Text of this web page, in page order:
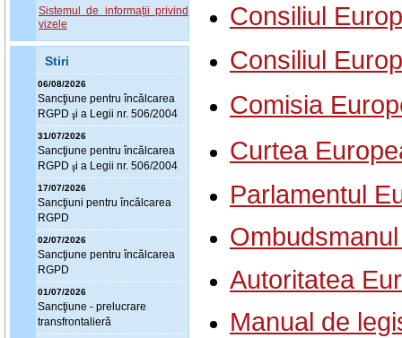
Sistemul de informaţii privind
vizele
Stiri
06/08/2026
Sancţiune pentru încălcarea
RGPD şi a Legii nr. 506/2004
31/07/2026
Sancţiune pentru încălcarea
RGPD şi a Legii nr. 506/2004
17/07/2026
Sancţiuni pentru încălcarea
RGPD
02/07/2026
Sancţiune pentru încălcarea
RGPD
01/07/2026
Sancţiune - prelucrare
transfrontalieră
Consiliul
Consiliul
Comisia
Curtea
Parlamentul
Autoritatea
Manual de